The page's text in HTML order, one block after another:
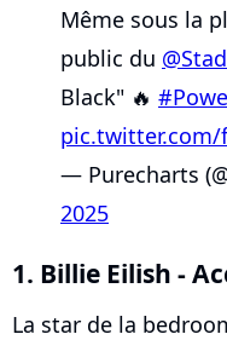
Même sous la
public du
Black" 🔥
pic.twitter.com/
— Purecharts
2025
1. Billie Eilish -
La star de la